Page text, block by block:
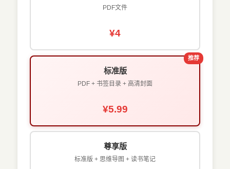
PDF文件
¥4
推荐
标准版
PDF + 书签目录 + 高清封面
¥5.99
尊享版
标准版 + 思维导图 + 读书笔记